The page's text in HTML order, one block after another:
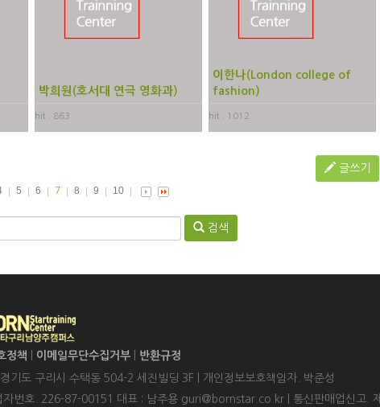
박희원(호서대 연극 영화과)
hit : 863
이한나(London college of
fashion)
hit : 1012
글쓰기
5 6 7 8 9 10
검색
정책 이메일무단수집거부|
반환규정
기도 구리시 수택동 504-2 세진빌딩 3F | 개인정보보호책임자. 박준성
번호. 226-87-00151 대표 : 남주용 guri@bornstar.co.kr | 통신판매업신고. 제